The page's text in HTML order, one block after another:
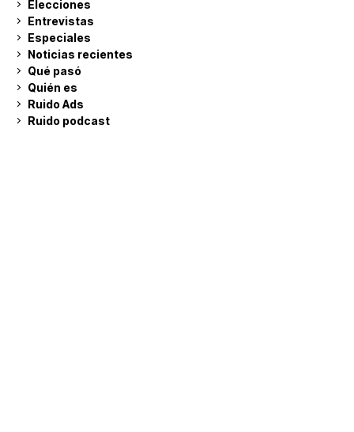
Elecciones
Entrevistas
Especiales
Noticias recientes
Qué pasó
Quién es
Ruido Ads
Ruido podcast